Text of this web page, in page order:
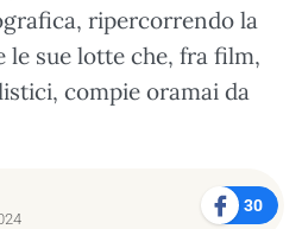
ripercorrendo la
le sue lotte che, fra film,
compie oramai da
30